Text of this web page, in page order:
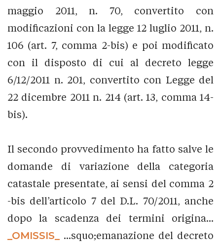
maggio 2011, n. 70, convertito con
modificazioni con la legge 12 luglio 2011, n.
106 (art. 7, comma 2-bis) e poi modificato
con il disposto di cui al decreto legge
6/12/2011 n. 201, convertito con Legge del
22 dicembre 2011 n. 214 (art. 13, comma 14-
bis).
Il secondo provvedimento ha fatto salve le
domande di variazione della categoria
catastale presentate, ai sensi del comma 2
-bis dell’articolo 7 del D.L. 70/2011, anche
dopo la scadenza dei termini origina...
_OMISSIS_
...squo;emanazione del decreto